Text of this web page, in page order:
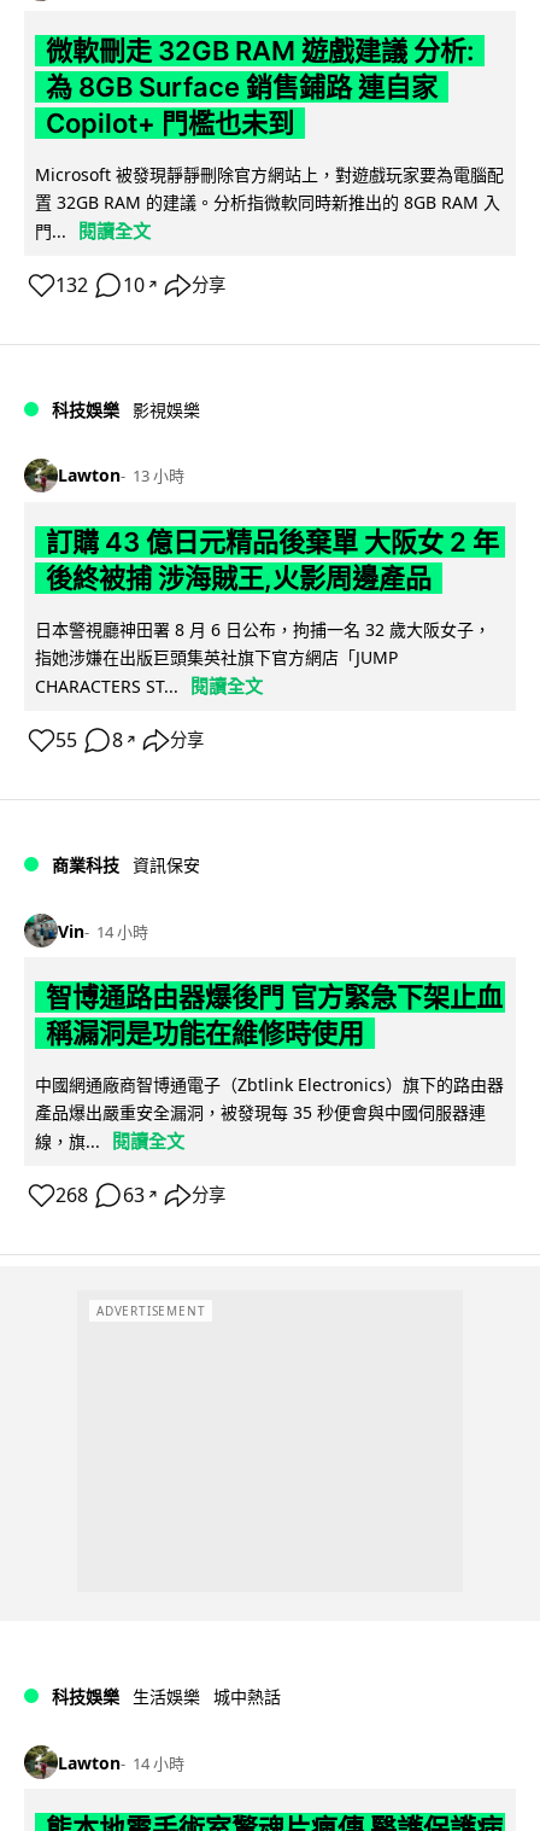
微軟刪走 32GB RAM 遊戲建議 分析:
為 8GB Surface 銷售鋪路 連自家
Copilot+ 門檻也未到
Microsoft 被發現靜靜刪除官方網站上，對遊戲玩家要為電腦配
置 32GB RAM 的建議。分析指微軟同時新推出的 8GB RAM 入
門...
閱讀全文
132 10 ↗ 分享
科技娛樂 影視娛樂
Lawton 13 小時
訂購 43 億日元精品後棄單 大阪女 2 年
後終被捕 涉海賊王,火影周邊產品
日本警視廳神田署 8 月 6 日公布，拘捕一名 32 歲大阪女子，
指她涉嫌在出版巨頭集英社旗下官方網店「JUMP
CHARACTERS ST...
閱讀全文
55 8 ↗ 分享
商業科技 資訊保安
Vin 14 小時
智博通路由器爆後門 官方緊急下架止血
稱漏洞是功能在維修時使用
中國網通廠商智博通電子（Zbtlink Electronics）旗下的路由器
產品爆出嚴重安全漏洞，被發現每 35 秒便會與中國伺服器連
線，旗...
閱讀全文
268 63 ↗ 分享
ADVERTISEMENT
科技娛樂 生活娛樂 城中熱話
Lawton 14 小時